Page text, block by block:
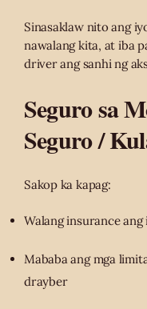
Sinasaklaw nito ang
nawalang kita, at iba
driver ang sanhi ng
Seguro sa
Seguro /
Sakop ka kapag:
Walang insurance
Mababa ang mga
drayber